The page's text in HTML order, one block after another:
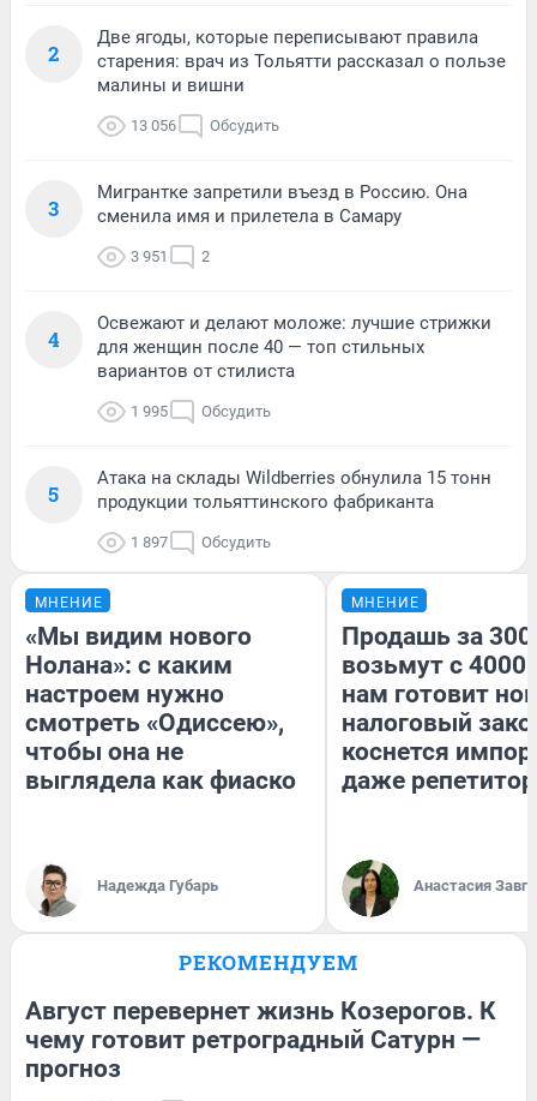
2
Две ягоды, которые переписывают правила
старения: врач из Тольятти рассказал о пользе
малины и вишни
13 056 Обсудить
3
Мигрантке запретили въезд в Россию. Она
сменила имя и прилетела в Самару
3 951 2
4
Освежают и делают моложе: лучшие стрижки
для женщин после 40 — топ стильных
вариантов от стилиста
1 995 Обсудить
5
Атака на склады Wildberries обнулила 15 тонн
продукции тольяттинского фабриканта
1 897 Обсудить
МНЕНИЕ
«Мы видим нового
Нолана»: с каким
настроем нужно
смотреть «Одиссею»,
чтобы она не
выглядела как фиаско
Надежда Губарь
МНЕНИЕ
Продашь за
возьмут с
нам готовит
налоговый
коснется
даже
Анастасия
РЕКОМЕНДУЕМ
Август перевернет жизнь Козерогов. К
чему готовит ретроградный Сатурн —
прогноз